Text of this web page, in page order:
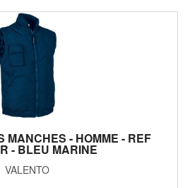
MANCHES - HOMME - REF
- BLEU MARINE
VALENTO